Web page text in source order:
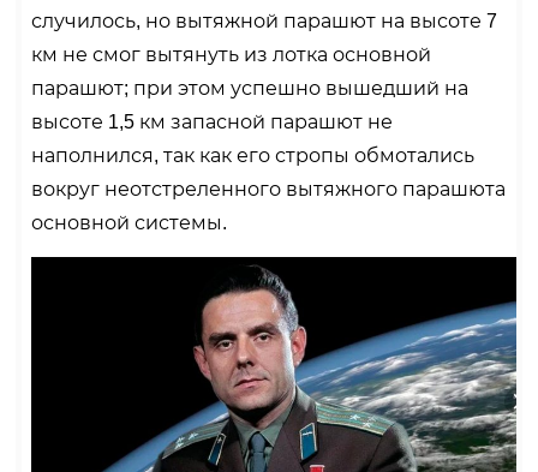
случилось, но вытяжной парашют на высоте 7
км не смог вытянуть из лотка основной
парашют; при этом успешно вышедший на
высоте 1,5 км запасной парашют не
наполнился, так как его стропы обмотались
вокруг неотстреленного вытяжного парашюта
основной системы.